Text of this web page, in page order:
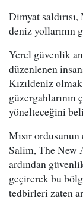
Dimyat
deniz yollarının
Yerel güvenlik
düzenlenen
Kızıldeniz
güzergahlarının
yönelteceğini
Mısır
Salim, The New
ardından
geçirerek bu
tedbirleri zaten